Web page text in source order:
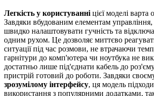
Легкість у користуванні цієї моделі варта
Завдяки вбудованим елементам
швидко налаштовувати гучність та
одним рухом. Це дозволяє миттєво
ситуації під час розмови, не втрачаючи
гарнітури до комп'ютера чи ноутбука не
достатньо лише під'єднати кабель до
пристрій готовий до роботи. Завдяки
зрозумілому інтерфейсу, ця модель
використання з популярними додатками,